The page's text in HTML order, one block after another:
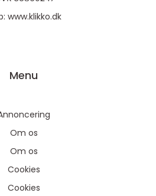
www.klikko.dk
Menu
Om os
Om os
Cookies
Cookies